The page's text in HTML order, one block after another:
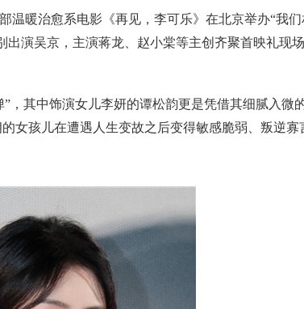
温暖治愈系电影《再见，李可乐》在北京举办“我们
出演吴京，主演蒋龙、赵小棠等主创齐聚首映礼现
，其中饰演女儿李妍的谭松韵更是凭借其细腻入微
女孩儿在遭遇人生变故之后变得敏感脆弱、叛逆寡